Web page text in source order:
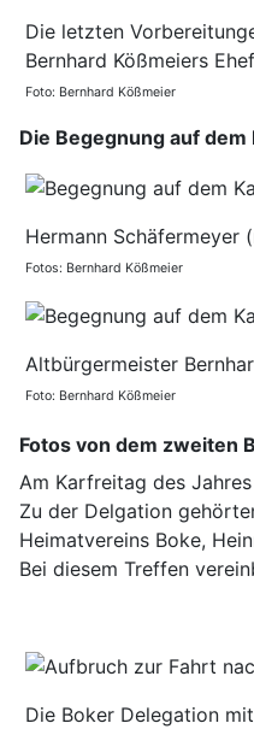
Die letzten
Bernhard Kößmeiers
Foto: Bernhard Kößmeier
Die Begegnung auf
Hermann Schäfermeyer
Fotos: Bernhard Kößmeier
Altbürgermeister
Foto: Bernhard Kößmeier
Fotos von dem zweiten
Am Karfreitag des
Zu der Delgation
Heimatvereins Boke,
Bei diesem Treffen
Die Boker Delegation